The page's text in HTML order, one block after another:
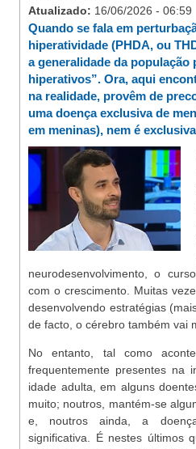
Atualizado: 16/06/2026 - 06:59
Quando se fala em
hiperatividade (PHDA, ou
a generalidade da população
hiperativos”. Ora, aqui
na realidade, provêm de
uma doença exclusiva de
em meninas), nem é
neurodesenvolvimento, o
com o crescimento. Muitas
desenvolvendo estratégias
de facto, o cérebro também vai
No entanto, tal como
frequentemente presentes na
idade adulta, em alguns
muito; noutros, mantém-se
e, noutros ainda, a
significativa. É nestes últimos